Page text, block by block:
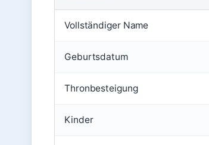
Vollständiger Name
Geburtsdatum
Thronbesteigung
Kinder